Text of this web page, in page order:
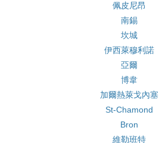
佩皮尼昂
南錫
坎城
伊西萊穆利諾
亞爾
博韋
加爾熱萊戈內塞
St-Chamond
Bron
維勒班特